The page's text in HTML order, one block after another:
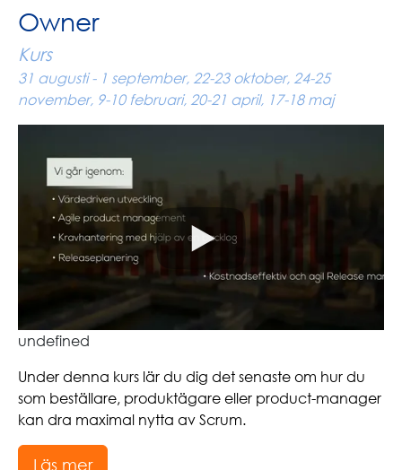
Owner
Kurs
31 augusti - 1 september, 22-23 oktober, 24-25
november, 9-10 februari, 20-21 april, 17-18 maj
undefined
Under denna kurs lär du dig det senaste om hur du
som beställare, produktägare eller product-manager
kan dra maximal nytta av Scrum.
Läs mer